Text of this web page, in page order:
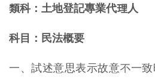
類科：土地登記專業代理人
科目：民法概要
一、試述意思表示故意不一